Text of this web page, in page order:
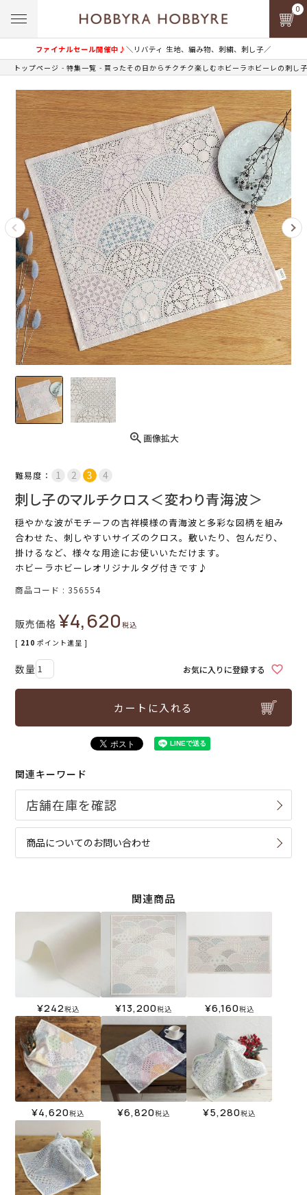
ファイナルセール開催中♪＼リバティ 生地、編み物、刺繍、刺し子／
0
トップページ 特集一覧 買ったその日からチクチク楽しむホビーラホビーレの刺し子
画像拡大
難易度：
刺し子のマルチクロス＜変わり青海波＞
穏やかな波がモチーフの吉祥模様の青海波と多彩な図柄を組み
合わせた、刺しやすいサイズのクロス。敷いたり、包んだり、
掛けるなど、様々な用途にお使いいただけます。
ホビーラホビーレオリジナルタグ付きです♪
商品コード 356554
販売価格 ¥4,620税込
[ 210 ポイント進呈 ]
お気に入りに登録する
カートに入れる
関連キーワード
商品についてのお問い合わせ
関連商品
¥242税込 ¥13,200税込 ¥6,160税込
¥4,620税込 ¥6,820税込 ¥5,280税込